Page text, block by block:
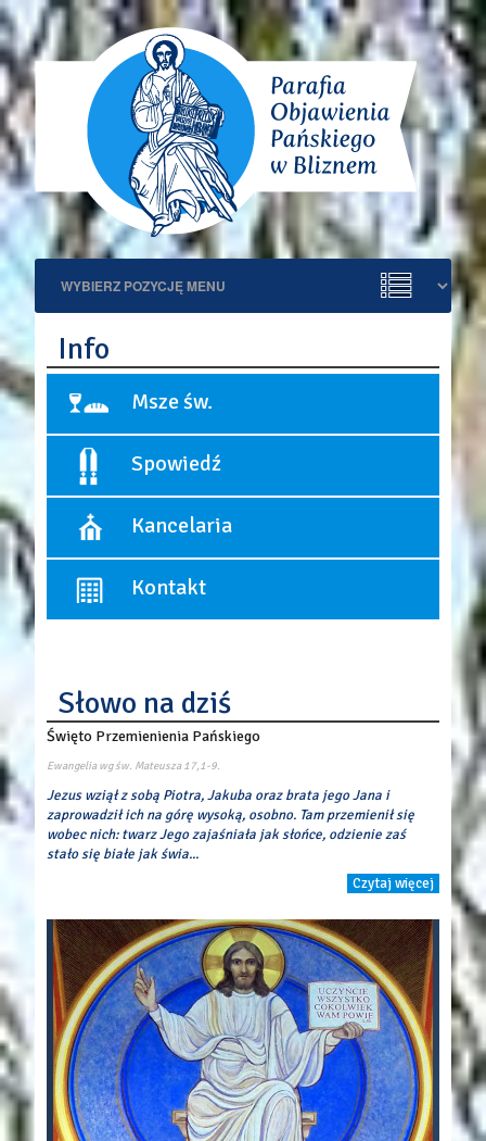
Info
Msze św.
Niedziele i święta:
9:00
10:30 - Msza święta dla dzieci, (wrzesień - czerwiec)
12:00
18:00
Dni powszednie:
8:00
18:00
Spowiedź
Spowiedź odbywa się przed każdą Mszą św.
Pierwszy piątek miesiąca:
Kancelaria
Kancelaria czynna:
poniedziałek, środa, piątek
Kontakt
tel./fax 22 7220250
mail:par.objawieniapanskiego@gmail.com
Konto parafii
Alior Bank
Słowo na dziś
Święto Przemienienia Pańskiego
Ewangelia wg św. Mateusza17,1-9.
Jezus wziął z sobą Piotra, Jakuba oraz brata jego Jana i
zaprowadził ich na górę wysoką, osobno. Tam przemienił się
wobec nich: twarz Jego zajaśniała jak słońce, odzienie zaś
stało się białe jak świa...
Czytaj więcej